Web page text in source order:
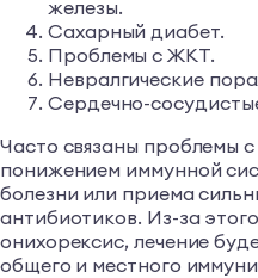
железы.
Сахарный диабет.
Проблемы с ЖКТ.
Невралгические
Сердечно-
Часто связаны проблемы
понижением иммунной
болезни или приема
антибиотиков. Из-за
онихорексис, лечение
общего и местного